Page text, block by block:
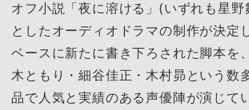
オフ小説「夜に溶ける」(いずれも星
としたオーディオドラマの制作が決定
ベースに新たに書き下ろされた脚本を
木ともり・細谷佳正・木村昴という数
品で人気と実績のある声優陣が演じて